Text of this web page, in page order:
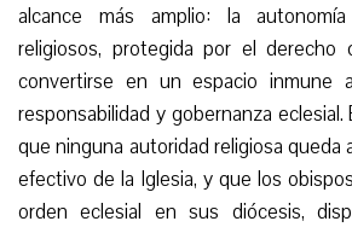
alcance más amplio: la
religiosos, protegida por el derecho
convertirse en un espacio inmune
responsabilidad y gobernanza eclesial.
que ninguna autoridad religiosa queda
efectivo de la Iglesia, y que los
orden eclesial en sus diócesis,